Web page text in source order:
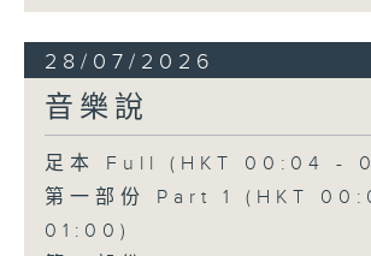
28/07/2026
音樂說
足本 Full (HKT 00:04 -
第一部份 Part 1 (HKT
01:00)